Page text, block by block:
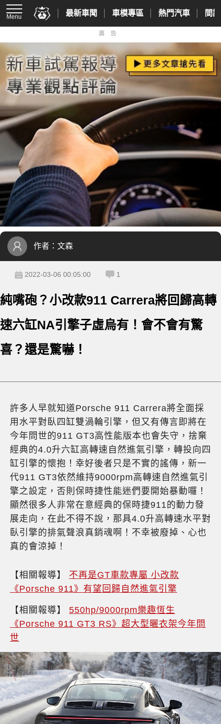
Menu 最新車聞 車模專區 熱門汽車 間
廣告
作者： 文森
2022-03-06 00:05:00 1
純嘴砲？小改款911 Carrera將回歸高轉
速六缸NA引擎子虛烏有！會不會有驚
喜？還是驚嚇！
許多人早就知道Porsche 911 Carrera將全面採
用水平對臥四缸雙渦輪引擎，但又有傳言即將在
今年問世的911 GT3高性能版本也會失守，捨棄
經典的4.0升六缸高轉速自然進氣引擎，轉投向四
缸引擎的懷抱！幸好後者只是不實的謠傳，新一
代911 GT3依然維持9000rpm高轉速自然進氣引
擎之設定，否則保時捷性能迷們要開始暴動囉！
顯然很多人非常在意經典的保時捷911的動力發
展走向，在此不得不說，那具4.0升高轉速水平對
臥引擎的排氣聲浪真銷魂啊！不幸被廢掉、心也
真的會涼掉！
【相關報導】 不再是GT車款專屬 小改款
《Porsche 911》有望回歸自然進氣引擎
【相關報導】 550hp/9000rpm樂趣恆生
《Porsche 911 GT3 RS》超大型曬衣架今年問
世